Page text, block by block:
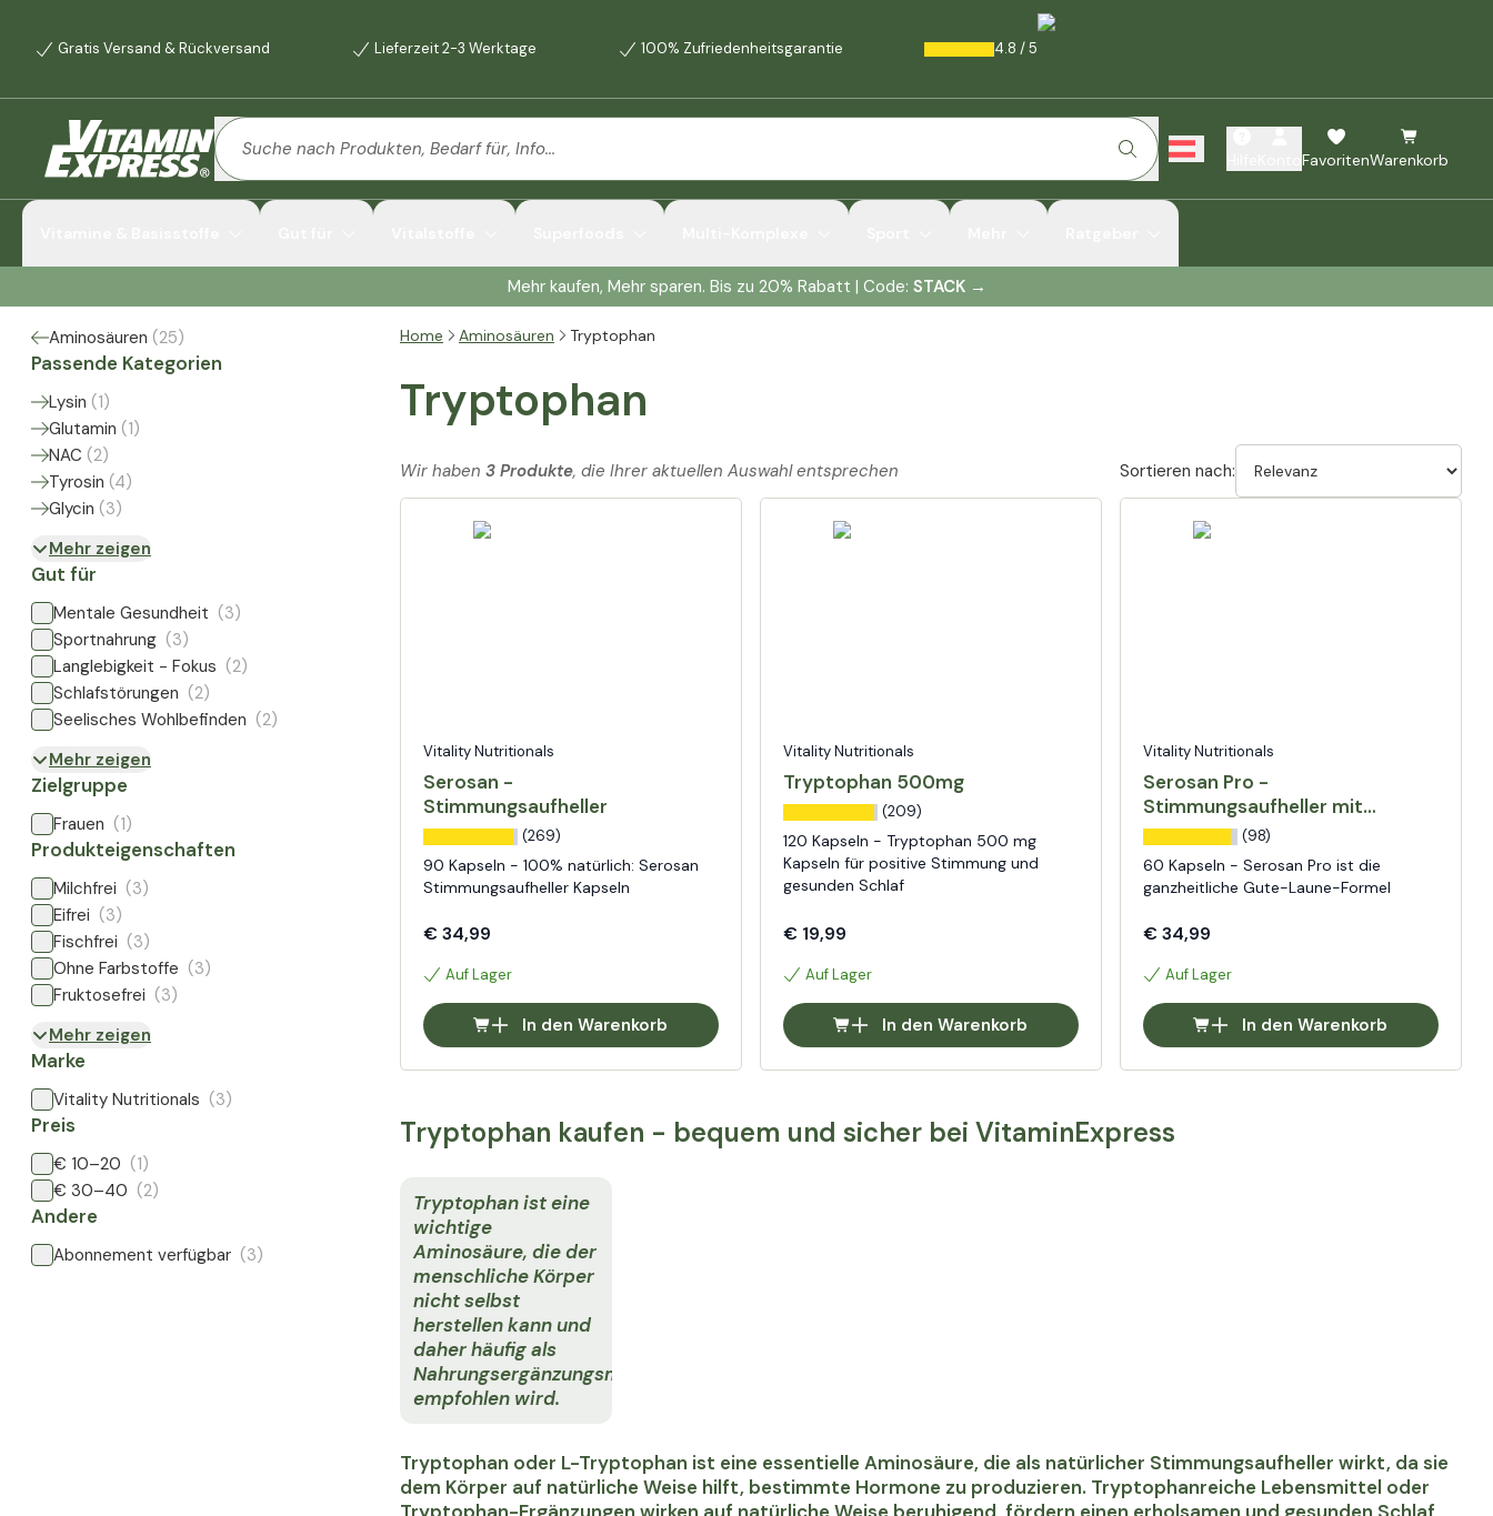
Gratis Versand & Rückversand Lieferzeit 2-3 Werktage 100% Zufriedenheitsgarantie 4.8 /5
FavoritenWarenkorb
Mehr kaufen, Mehr sparen. Bis zu 20% Rabatt | Code: STACK →
Aminosäuren (25)
Passende Kategorien
Lysin (1)
Glutamin (1)
NAC (2)
Tyrosin (4)
Glycin (3)
Mehr zeigen
Gut für
Mentale Gesundheit (3)
Sportnahrung (3)
Langlebigkeit - Fokus (2)
Schlafstörungen (2)
Seelisches Wohlbefinden (2)
Mehr zeigen
Zielgruppe
Frauen (1)
Produkteigenschaften
Milchfrei (3)
Eifrei (3)
Fischfrei (3)
Ohne Farbstoffe (3)
Fruktosefrei (3)
Mehr zeigen
Marke
Vitality Nutritionals (3)
Preis
€ 10–20 (1)
€ 30–40 (2)
Andere
Abonnement verfügbar (3)
Home Aminosäuren Tryptophan
Tryptophan
Wir haben 3 Produkte, die Ihrer aktuellen Auswahl entsprechen Sortieren nach:
Vitality Nutritionals
Serosan -
Stimmungsaufheller
(269)
90 Kapseln - 100% natürlich: Serosan
Stimmungsaufheller Kapseln
€ 34,99
Auf Lager
In den Warenkorb
Vitality Nutritionals
Tryptophan 500mg
(209)
120 Kapseln - Tryptophan 500 mg
Kapseln für positive Stimmung und
gesunden Schlaf
€ 19,99
Auf Lager
In den Warenkorb
Vitality Nutritionals
Serosan Pro -
Stimmungsaufheller mit
Safran
(98)
60 Kapseln - Serosan Pro ist die
ganzheitliche Gute-Laune-Formel
€ 34,99
Auf Lager
In den Warenkorb
Tryptophan kaufen - bequem und sicher bei VitaminExpress
Tryptophan ist eine
wichtige
Aminosäure, die der
menschliche Körper
nicht selbst
herstellen kann und
daher häufig als
Nahrungsergänzungsmittel
empfohlen wird.
Tryptophan oder L-Tryptophan ist eine essentielle Aminosäure, die als natürlicher Stimmungsaufheller wirkt, da sie
dem Körper auf natürliche Weise hilft, bestimmte Hormone zu produzieren. Tryptophanreiche Lebensmittel oder